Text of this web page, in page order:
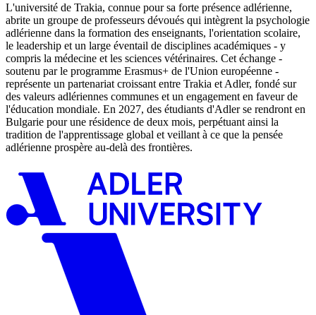
L'université de Trakia, connue pour sa forte présence adlérienne,
abrite un groupe de professeurs dévoués qui intègrent la psychologie
adlérienne dans la formation des enseignants, l'orientation scolaire,
le leadership et un large éventail de disciplines académiques - y
compris la médecine et les sciences vétérinaires. Cet échange -
soutenu par le programme Erasmus+ de l'Union européenne -
représente un partenariat croissant entre Trakia et Adler, fondé sur
des valeurs adlériennes communes et un engagement en faveur de
l'éducation mondiale. En 2027, des étudiants d'Adler se rendront en
Bulgarie pour une résidence de deux mois, perpétuant ainsi la
tradition de l'apprentissage global et veillant à ce que la pensée
adlérienne prospère au-delà des frontières.